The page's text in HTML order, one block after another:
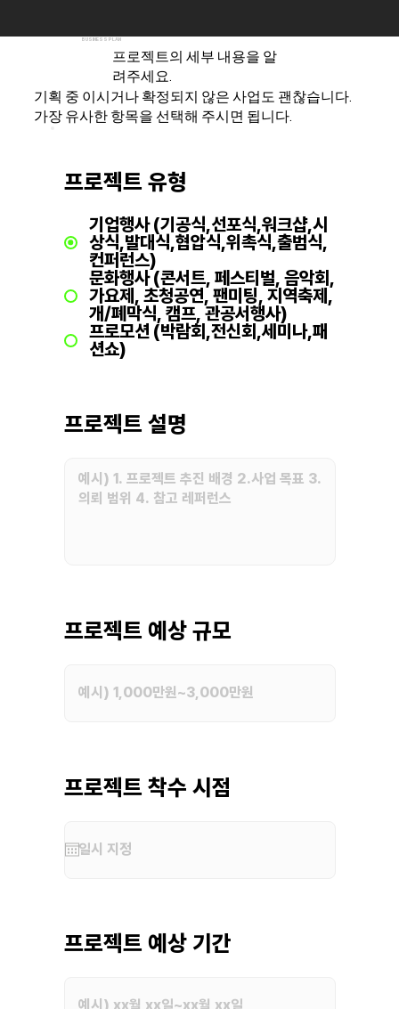
BUSINESS PLAN
프로젝트의 세부 내용을 알
려주세요.
기획 중 이시거나 확정되지 않은 사업도 괜찮습니다.
가장 유사한 항목을 선택해 주시면 됩니다.
프로젝트 설명
프로젝트 유형
기업행사 (기공식,선포식,워크샵,시
상식,발대식,협압식,위촉식,출범식,
컨퍼런스)
문화행사 (콘서트, 페스티벌, 음악회,
가요제, 초청공연, 팬미팅, 지역축제,
개/폐막식, 캠프, 관공서행사)
프로모션 (박람회,전신회,세미나,패
션쇼)
프로젝트 착수 시점
프로젝트 예상 규모
프로젝트 예상 기간